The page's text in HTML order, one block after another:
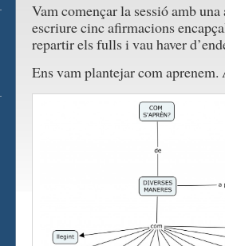
Vam començar la sessió amb
escriure cinc afirmacions
repartir els fulls i vau haver
Ens vam plantejar com